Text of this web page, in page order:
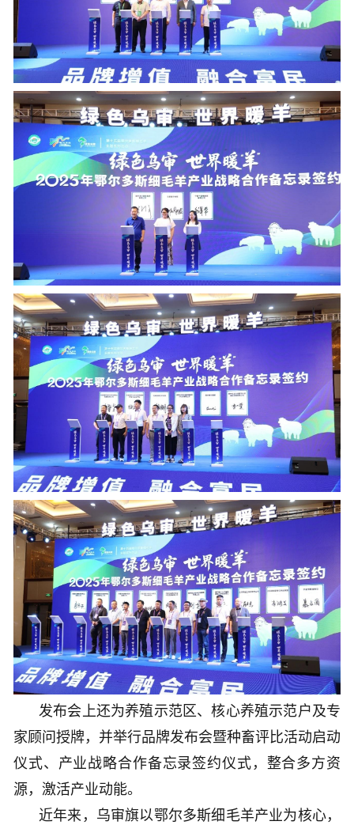
发布会上还为养殖示范区、核心养殖示范户及专
家顾问授牌，并举行品牌发布会暨种畜评比活动启动
仪式、产业战略合作备忘录签约仪式，整合多方资
源，激活产业动能。
近年来，乌审旗以鄂尔多斯细毛羊产业为核心，